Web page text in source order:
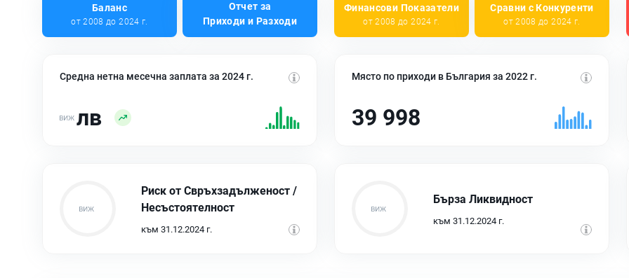
Баланс
от 2008 до 2024 г.
Отчет за
Приходи и Разходи
Финансови Показатели
от 2008 до 2024 г.
Сравни с Конкуренти
от 2008 до 2024 г.
Средна нетна месечна заплата за 2024 г.
лв
Място по приходи в България за 2022 г.
39 998
Риск от Свръхзадълженост /
Несъстоятелност
към 31.12.2024 г.
Бърза Ликвидност
към 31.12.2024 г.